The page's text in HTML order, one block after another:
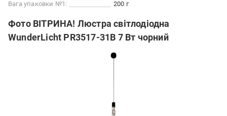
Вага упаковки №1:
200 г
Фото ВІТРИНА! Люстра світлодіодна
WunderLicht PR3517-31B 7 Вт чорний